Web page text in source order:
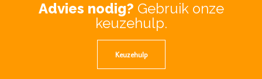
Advies nodig? Gebruik onze
keuzehulp.
Keuzehulp